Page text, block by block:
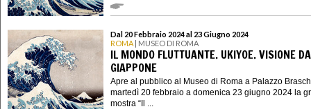
Dal 20 Febbraio 2024 al 23 Giugno 2024
ROMA | MUSEO DI ROMA
IL MONDO FLUTTUANTE. UKIYOE. VISIONE
GIAPPONE
Apre al pubblico al Museo di Roma a Palazzo
martedì 20 febbraio a domenica 23 giugno 2024 la
mostra “Il ...